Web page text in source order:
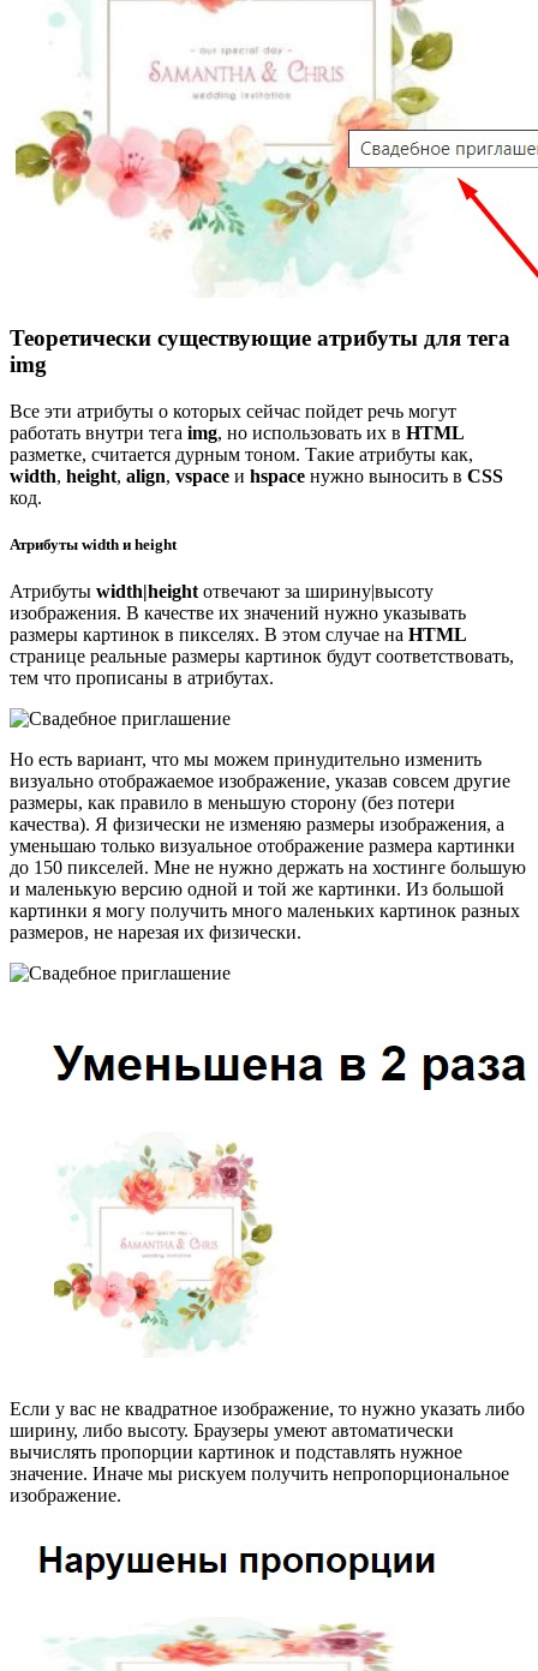
Теоретически существующие атрибуты для тега
img
Все эти атрибуты о которых сейчас пойдет речь могут
работать внутри тега img, но использовать их в HTML
разметке, считается дурным тоном. Такие атрибуты как,
width, height, align, vspace и hspace нужно выносить в CSS
код.
Атрибуты width и height
Атрибуты width|height отвечают за ширину|высоту
изображения. В качестве их значений нужно указывать
размеры картинок в пикселях. В этом случае на HTML
странице реальные размеры картинок будут соответствовать,
тем что прописаны в атрибутах.
Но есть вариант, что мы можем принудительно изменить
визуально отображаемое изображение, указав совсем другие
размеры, как правило в меньшую сторону (без потери
качества). Я физически не изменяю размеры изображения, а
уменьшаю только визуальное отображение размера картинки
до 150 пикселей. Мне не нужно держать на хостинге большую
и маленькую версию одной и той же картинки. Из большой
картинки я могу получить много маленьких картинок разных
размеров, не нарезая их физически.
Если у вас не квадратное изображение, то нужно указать либо
ширину, либо высоту. Браузеры умеют автоматически
вычислять пропорции картинок и подставлять нужное
значение. Иначе мы рискуем получить непропорциональное
изображение.